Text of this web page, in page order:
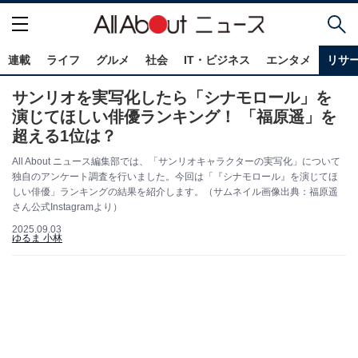
連載 ライフ グルメ 社会 IT・ビジネス エンタメ リサ
サンリオを実写化したら「シナモロール」を
演じてほしい俳優ランキング！ 「福原遥」を
超える1位は？
All About ニュース編集部では、「サンリオキャラクターの実写化」について
独自のアンケート調査を行いました。今回は「『シナモロール』を演じてほ
しい俳優」ランキングの結果を紹介します。（サムネイル画像出典：福原遥
さん公式Instagramより）
2025.09.03
ゆるま 小林